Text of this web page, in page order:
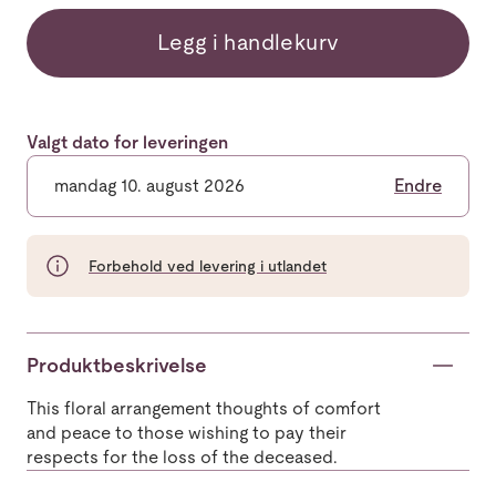
Legg i handlekurv
Valgt dato for leveringen
mandag 10. august 2026 Endre
Forbehold ved levering i utlandet
Produktbeskrivelse
This floral arrangement thoughts of comfort
and peace to those wishing to pay their
respects for the loss of the deceased.